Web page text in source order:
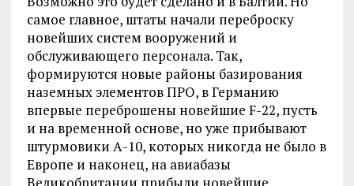
самое главное, штаты начали переброску
новейших систем вооружений и
обслуживающего персонала. Так,
формируются новые районы базирования
наземных элементов ПРО, в Германию
впервые переброшены новейшие F-22, пусть
и на временной основе, но уже прибывают
штурмовики А-10, которых никогда не было в
Европе и наконец, на авиабазы